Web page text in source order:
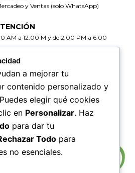
y Ventas (solo WhatsApp)
AM a 12:00 M y de 2:00 PM a 6:00
12:00 M y de 2:00 PM a 5:00 PM
DE
AM a 11:30 AM y de 2:00 PM a 5:00
a mejorar tu
contenido personalizado y
elegir qué cookies
en Personalizar. Haz
para dar tu
Todo para
no esenciales.